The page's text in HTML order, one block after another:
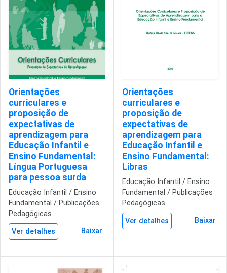
Orientações
curriculares e
proposição de
expectativas de
aprendizagem para
Educação Infantil e
Ensino Fundamental:
Língua Portuguesa
para pessoa surda
Educação Infantil / Ensino
Fundamental / Publicações
Pedagógicas
Ver detalhes Baixar
Orientações
curriculares e
proposição de
expectativas de
aprendizagem para
Educação Infantil e
Ensino Fundamental:
Libras
Educação Infantil / Ensino
Fundamental / Publicações
Pedagógicas
Ver detalhes Baixar